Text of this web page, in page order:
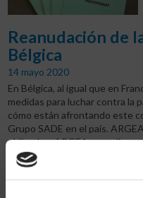
Reanudación de
Bélgica
14 mayo 2020
En Bélgica, al igual que en
medidas para luchar contra la
cómo están afrontando este
Grupo SADE en el país.
obligado a ARGEA a paralizar
contratos de emergencia en
población. Repasemos lo
mediados de marzo a